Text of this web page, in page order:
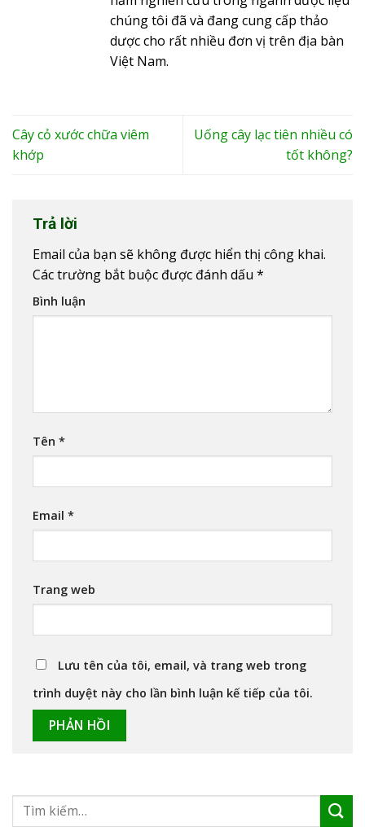
chúng tôi đã và đang cung cấp thảo
dược cho rất nhiều đơn vị trên địa bàn
Việt Nam.
Cây cỏ xước chữa viêm
khớp
Uống cây lạc tiên nhiều có
tốt không?
Trả lời
Email của bạn sẽ không được hiển thị công khai.
Các trường bắt buộc được đánh dấu *
Bình luận
Tên *
Email *
Trang web
Lưu tên của tôi, email, và trang web trong
trình duyệt này cho lần bình luận kế tiếp của tôi.